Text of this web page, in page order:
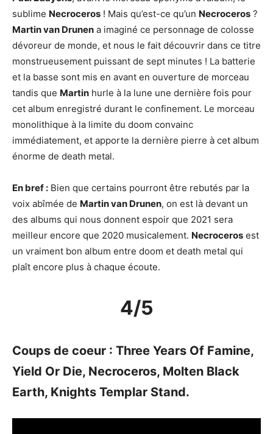
sublime Necroceros ! Mais qu’est-ce qu’un Necroceros ?
Martin van Drunen a imaginé ce personnage de colosse
dévoreur de monde, et nous le fait découvrir dans ce titre
monstrueusement puissant de sept minutes ! La batterie
et la basse sont mis en avant en ouverture de morceau
tandis que Martin hurle à la lune une dernière fois pour
cet album enregistré durant le confinement. Le morceau
monolithique à la limite du doom convainc
immédiatement, et apporte la dernière pierre à cet album
énorme de death metal.
En bref : Bien que certains pourront être rebutés par la
voix abîmée de Martin van Drunen, on est là devant un
des albums qui nous donnent espoir que 2021 sera
meilleur encore que 2020 musicalement. Necroceros est
un vraiment bon album entre doom et death metal qui
plaît encore plus à chaque écoute.
4/5
Coups de coeur : Three Years Of Famine,
Yield Or Die, Necroceros, Molten Black
Earth, Knights Templar Stand.